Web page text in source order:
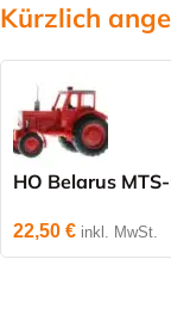
Kürzlich
HO Belarus
22,50 € inkl. MwSt.